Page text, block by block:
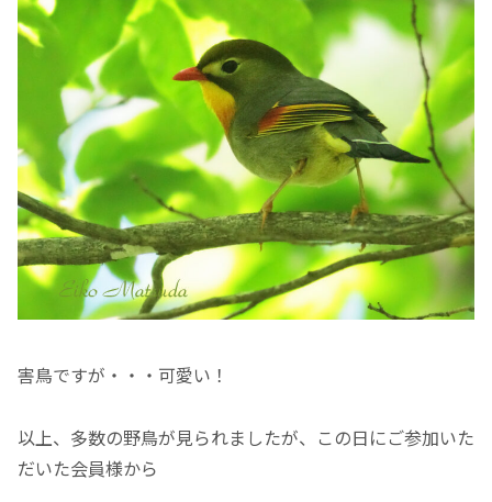
害鳥ですが・・・可愛い！
以上、多数の野鳥が見られましたが、この日にご参加いた
だいた会員様から